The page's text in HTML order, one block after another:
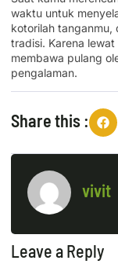
waktu untuk
kotorilah tanganmu,
tradisi. Karena lewat
membawa pulang
pengalaman.
Share this :
vivit
Leave a Reply